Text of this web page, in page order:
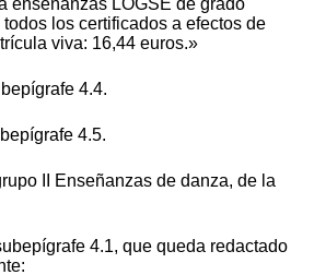
los certificados a efectos de
viva: 16,44 euros.»
4.4.
4.5.
II Enseñanzas de danza, de la
4.1, que queda redactado